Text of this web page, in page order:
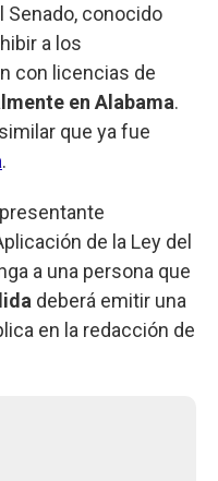
Senado, conocido
a los
con licencias de
en Alabama.
que ya fue
.
de la Ley del
a una persona que
deberá emitir una
en la redacción de